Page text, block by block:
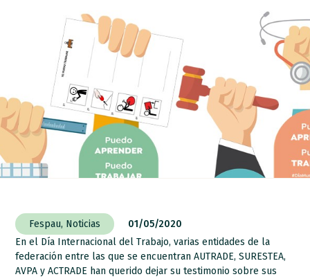
Fespau, Noticias
01/05/2020
En el Día Internacional del Trabajo, varias entidades de la
federación entre las que se encuentran AUTRADE, SURESTEA,
AVPA y ACTRADE han querido dejar su testimonio sobre sus